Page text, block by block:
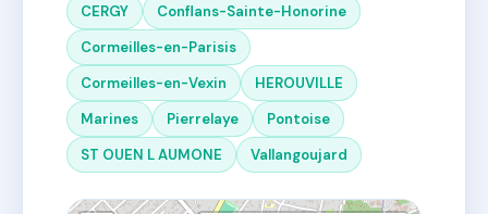
CERGY
Conflans-Sainte-Honorine
Cormeilles-en-Parisis
Cormeilles-en-Vexin
HEROUVILLE
Marines
Pierrelaye
Pontoise
ST OUEN L AUMONE
Vallangoujard